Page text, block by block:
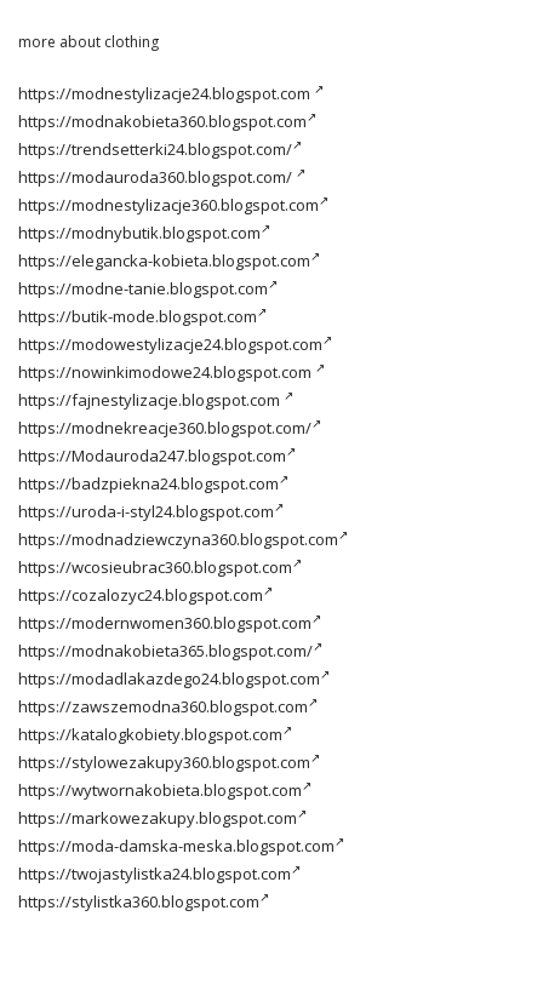
more about clothing
https://modnestylizacje24.blogspot.com
https://modnakobieta360.blogspot.com
https://trendsetterki24.blogspot.com/
https://modauroda360.blogspot.com/
https://modnestylizacje360.blogspot.com
https://modnybutik.blogspot.com
https://elegancka-kobieta.blogspot.com
https://modne-tanie.blogspot.com
https://butik-mode.blogspot.com
https://modowestylizacje24.blogspot.com
https://nowinkimodowe24.blogspot.com
https://fajnestylizacje.blogspot.com
https://modnekreacje360.blogspot.com/
https://Modauroda247.blogspot.com
https://badzpiekna24.blogspot.com
https://uroda-i-styl24.blogspot.com
https://modnadziewczyna360.blogspot.com
https://wcosieubrac360.blogspot.com
https://cozalozyc24.blogspot.com
https://modernwomen360.blogspot.com
https://modnakobieta365.blogspot.com/
https://modadlakazdego24.blogspot.com
https://zawszemodna360.blogspot.com
https://katalogkobiety.blogspot.com
https://stylowezakupy360.blogspot.com
https://wytwornakobieta.blogspot.com
https://markowezakupy.blogspot.com
https://moda-damska-meska.blogspot.com
https://twojastylistka24.blogspot.com
https://stylistka360.blogspot.com